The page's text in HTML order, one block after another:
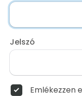
Jelszó
Emlékezzen